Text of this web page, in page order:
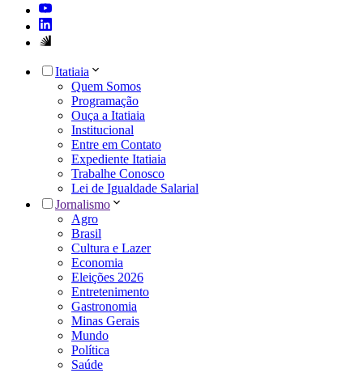
Itatiaia
Quem Somos
Programação
Ouça a Itatiaia
Institucional
Entre em Contato
Expediente Itatiaia
Trabalhe Conosco
Lei de Igualdade Salarial
Jornalismo
Agro
Brasil
Cultura e Lazer
Economia
Eleições 2026
Entretenimento
Gastronomia
Minas Gerais
Mundo
Política
Saúde